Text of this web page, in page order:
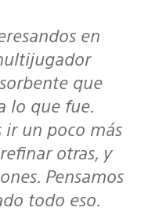
en
que
lo que fue.
ir un poco más
otras, y
Pensamos
todo eso.